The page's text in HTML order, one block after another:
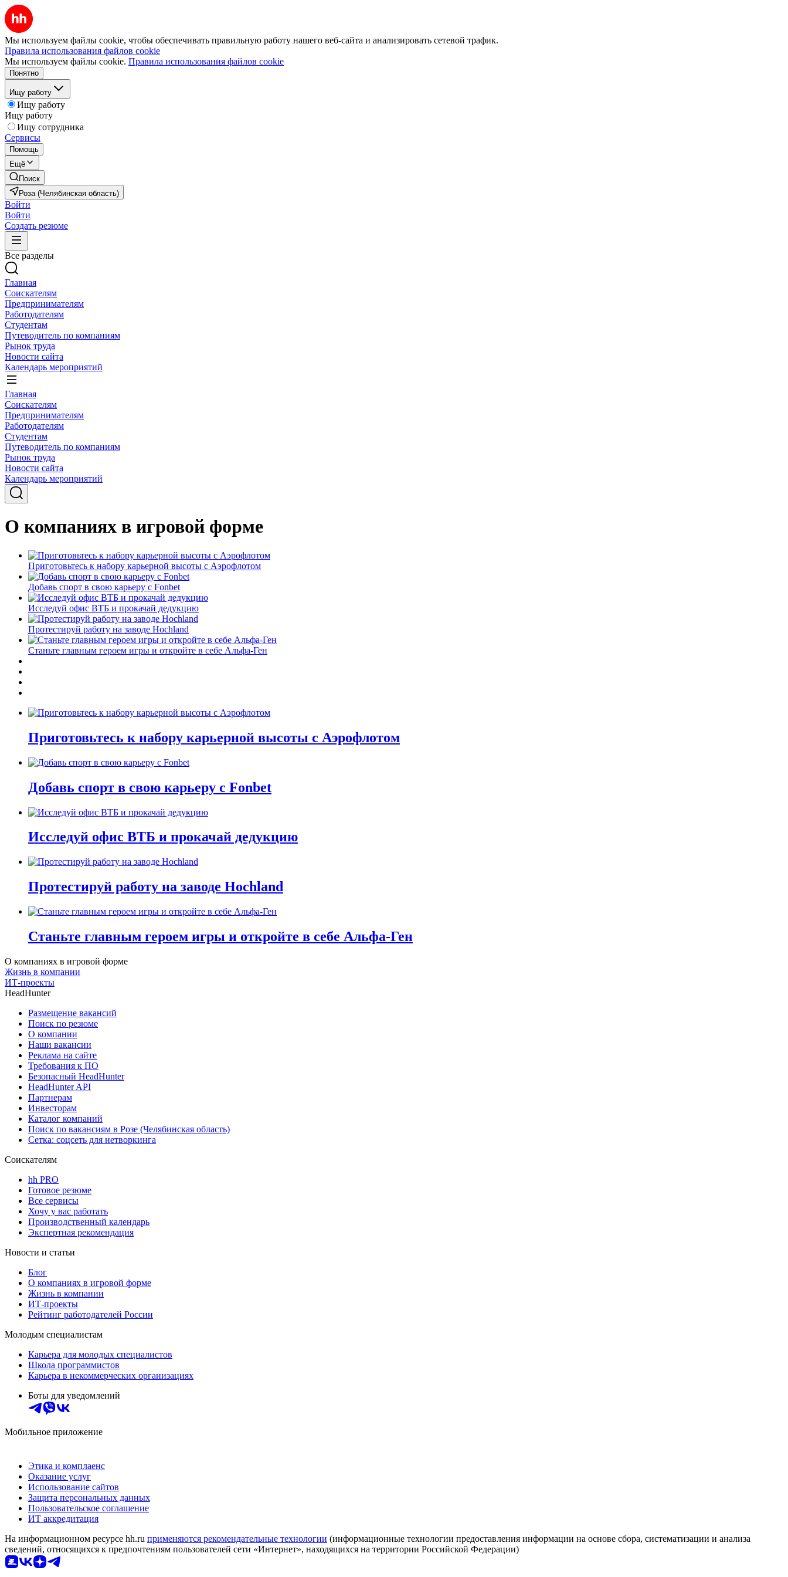
Мы используем файлы cookie, чтобы обеспечивать правильную работу нашего веб-сайта и анализировать сетевой трафик.
Правила использования файлов cookie
Мы используем файлы cookie. Правила использования файлов cookie
Понятно
Ищу работу
Ищу работу
Ищу работу
Ищу сотрудника
Сервисы
Помощь
Ещё
Поиск
Роза (Челябинская область)
Войти
Войти
Создать резюме
Все разделы
Главная
Соискателям
Предпринимателям
Работодателям
Студентам
Путеводитель по компаниям
Рынок труда
Новости сайта
Календарь мероприятий
Главная
Соискателям
Предпринимателям
Работодателям
Студентам
Путеводитель по компаниям
Рынок труда
Новости сайта
Календарь мероприятий
О компаниях в игровой форме
Приготовьтесь к набору карьерной высоты с Аэрофлотом
Добавь спорт в свою карьеру с Fonbet
Исследуй офис ВТБ и прокачай дедукцию
Протестируй работу на заводе Hochland
Станьте главным героем игры и откройте в себе Альфа-Ген
Приготовьтесь к набору карьерной высоты с Аэрофлотом
Добавь спорт в свою карьеру с Fonbet
Исследуй офис ВТБ и прокачай дедукцию
Протестируй работу на заводе Hochland
Станьте главным героем игры и откройте в себе Альфа-Ген
О компаниях в игровой форме
Жизнь в компании
ИТ-проекты
HeadHunter
Размещение вакансий
Поиск по резюме
О компании
Наши вакансии
Реклама на сайте
Требования к ПО
Безопасный HeadHunter
HeadHunter API
Партнерам
Инвесторам
Каталог компаний
Поиск по вакансиям в Розе (Челябинская область)
Сетка: соцсеть для нетворкинга
Соискателям
hh PRO
Готовое резюме
Все сервисы
Хочу у вас работать
Производственный календарь
Экспертная рекомендация
Новости и статьи
Блог
О компаниях в игровой форме
Жизнь в компании
ИТ-проекты
Рейтинг работодателей России
Молодым специалистам
Карьера для молодых специалистов
Школа программистов
Карьера в некоммерческих организациях
Боты для уведомлений
Мобильное приложение
Этика и комплаенс
Оказание услуг
Использование сайтов
Защита персональных данных
Пользовательское соглашение
ИТ аккредитация
На информационном ресурсе hh.ru применяются рекомендательные технологии (информационные технологии предоставления информации на основе сбора, систематизации и анализа
сведений, относящихся к предпочтениям пользователей сети «Интернет», находящихся на территории Российской Федерации)